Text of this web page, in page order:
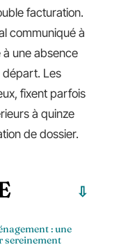
facturation.
communiqué à
à une absence
Les
fixent parfois
à quinze
de dossier.
: une
sereinement